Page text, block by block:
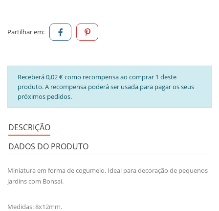
Partilhar em:
Receberá 0,02 € como recompensa ao comprar 1 deste
produto. A recompensa poderá ser usada para pagar os seus
próximos pedidos.
DESCRIÇÃO
DADOS DO PRODUTO
Miniatura em forma de cogumelo. Ideal para decoração de pequenos
jardins com Bonsai.
Medidas: 8x12mm.